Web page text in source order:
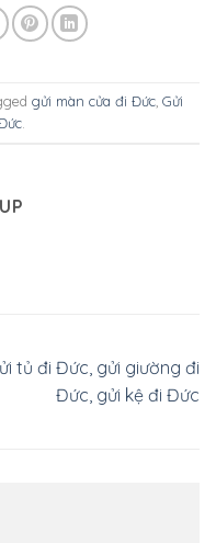
gửi màn cửa đi Đức, Gửi
.
tủ đi Đức, gửi giường đi
Đức, gửi kệ đi Đức